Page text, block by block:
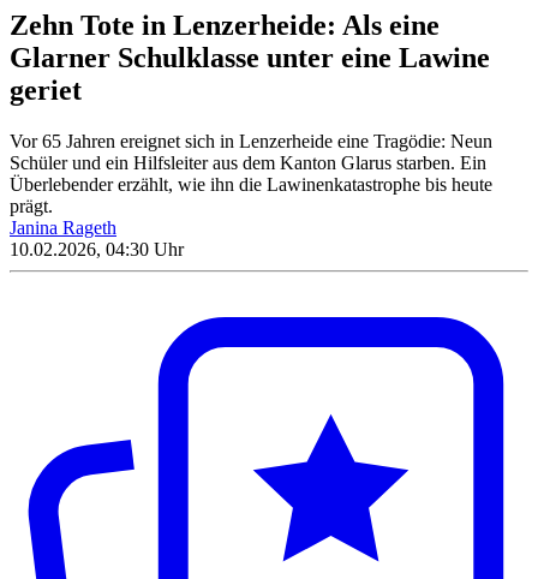
Zehn Tote in Lenzerheide: Als eine
Glarner Schulklasse unter eine Lawine
geriet
Vor 65 Jahren ereignet sich in Lenzerheide eine Tragödie: Neun
Schüler und ein Hilfsleiter aus dem Kanton Glarus starben. Ein
Überlebender erzählt, wie ihn die Lawinenkatastrophe bis heute
prägt.
Janina Rageth
10.02.2026, 04:30 Uhr